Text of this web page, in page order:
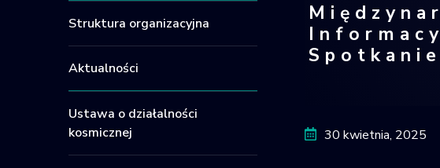
Struktura organizacyjna
Aktualności
Ustawa o działalności
kosmicznej
30 kwietnia, 2025